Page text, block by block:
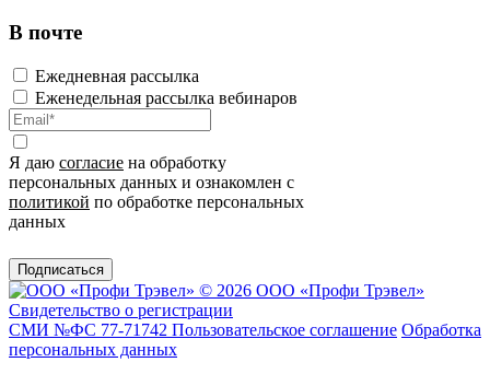
В почте
Ежедневная рассылка
Еженедельная рассылка вебинаров
Я даю согласие на обработку
персональных данных и ознакомлен с
политикой по обработке персональных
данных
Подписаться
© 2026 ООО «Профи Трэвeл»
Свидетельство о регистрации
СМИ №ФС 77-71742 Пользовательское соглашение Обработка
персональных данных